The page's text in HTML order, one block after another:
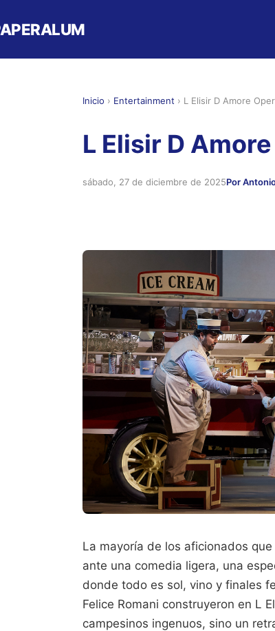
Inicio › Entertainment › L Elisir D Amore
L Elisir D
sábado, 27 de diciembre de 2025Por
La mayoría de los aficionados
ante una comedia ligera, una
donde todo es sol, vino y finales
Felice Romani construyeron en L
campesinos ingenuos, sino un